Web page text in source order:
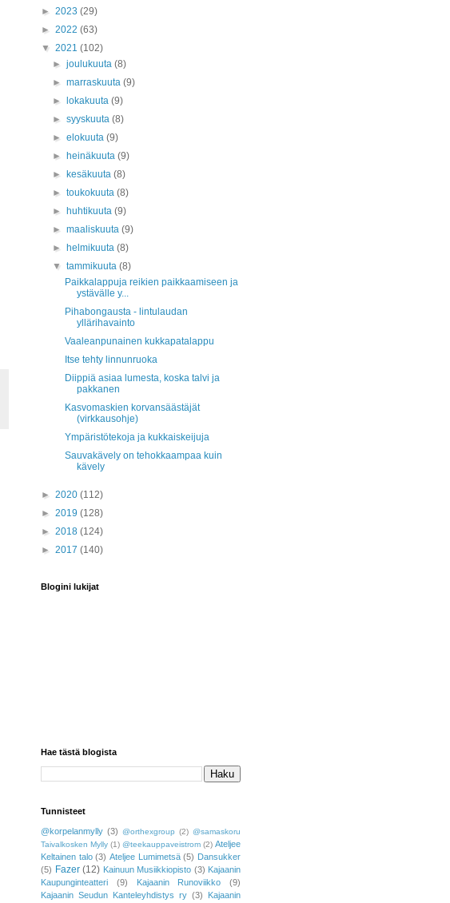
► 2023 (29)
► 2022 (63)
▼ 2021 (102)
►joulukuuta(8)
►marraskuuta(9)
►
lokakuuta(9)
►syyskuuta(8)
►elokuuta(9)
►
heinäkuuta(9)
►
kesäkuuta(8)
►toukokuuta(8)
►
huhtikuuta(9)
►maaliskuuta(9)
►
helmikuuta(8)
▼tammikuuta(8)
Paikkalappuja reikien paikkaamiseen ja
ystävälle y...
Pihabongausta - lintulaudan
yllärihavainto
Vaaleanpunainen kukkapatalappu
Itse tehty linnunruoka
Diippiä asiaa lumesta, koska talvi ja
pakkanen
Kasvomaskien korvansäästäjät
(virkkausohje)
Ympäristötekoja ja kukkaiskeijuja
Sauvakävely on tehokkaampaa kuin
kävely
► 2020 (112)
► 2019 (128)
► 2018 (124)
► 2017 (140)
Blogini lukijat
Hae tästä blogista
Tunnisteet
@korpelanmylly (3) @orthexgroup (2) @samaskoru
Taivalkosken Mylly (1) @teekauppaveistrom (2) Ateljee
Keltainen talo (3) Ateljee Lumimetsä (5) Dansukker
(5) Fazer (12) Kainuun Musiikkiopisto (3) Kajaanin
Kaupunginteatteri
(9) Kajaanin Runoviikko
(9)
Kajaanin Seudun Kanteleyhdistys ry (3) Kajaanin